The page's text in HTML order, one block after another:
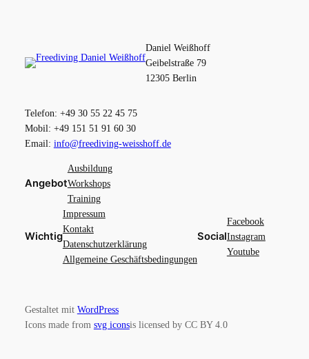
Daniel Weißhoff
Geibelstraße 79
12305 Berlin
Telefon: +49 30 55 22 45 75
Mobil: +49 151 51 91 60 30
Email: info@freediving-weisshoff.de
Angebot
Ausbildung
Workshops
Training
Wichtig
Impressum
Kontakt
Datenschutzerklärung
Allgemeine Geschäftsbedingungen
Social
Facebook
Instagram
Youtube
Gestaltet mit WordPress
Icons made from svg iconsis licensed by CC BY 4.0